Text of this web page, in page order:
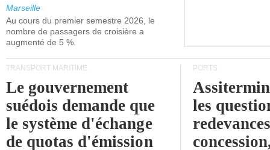
Marseille
Au cours du premier semestre 2026, le
nombre de passagers de croisière a
augmenté de 5 %.
TRANSPORT MARITIME
Le gouvernement
suédois demande que
le système d'échange
de quotas d'émission
PORTS
les